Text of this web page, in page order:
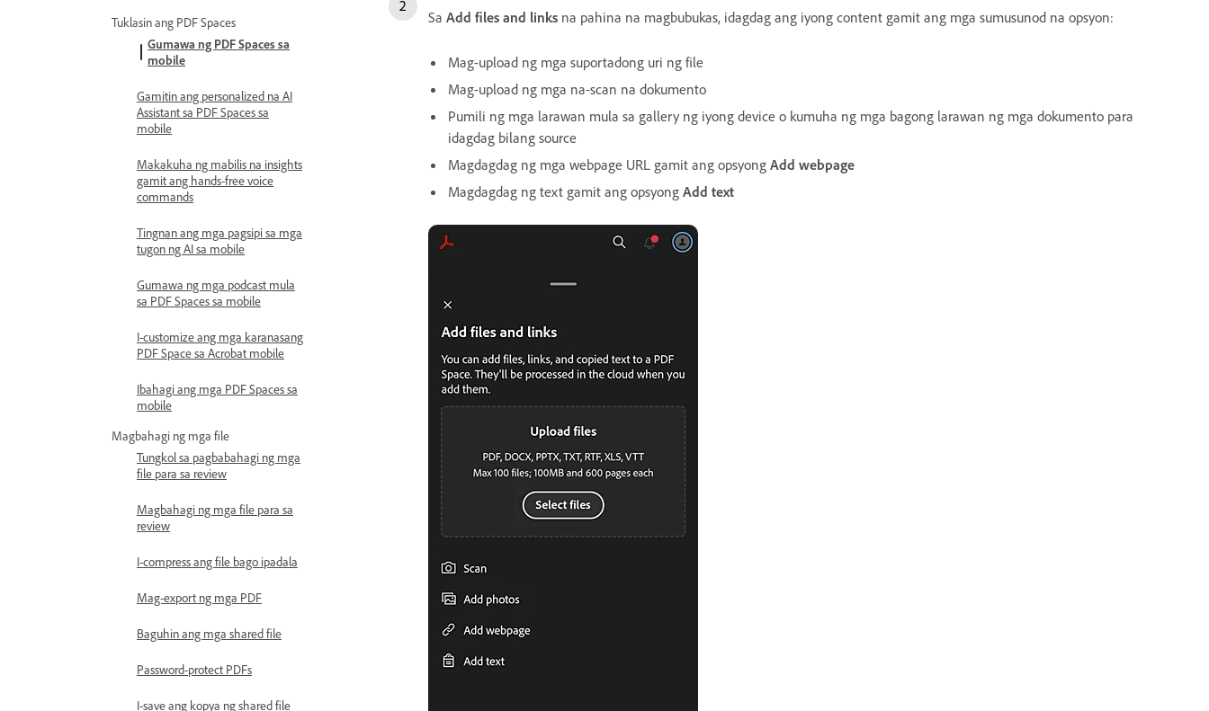
Tuklasin ang PDF Spaces
Gumawa ng PDF Spaces sa
mobile
Gamitin ang personalized na AI
Assistant sa PDF Spaces sa
mobile
Makakuha ng mabilis na insights
gamit ang hands-free voice
commands
Tingnan ang mga pagsipi sa mga
tugon ng AI sa mobile
Gumawa ng mga podcast mula
sa PDF Spaces sa mobile
I-customize ang mga karanasang
PDF Space sa Acrobat mobile
Ibahagi ang mga PDF Spaces sa
mobile
Magbahagi ng mga file
Tungkol sa pagbabahagi ng mga
file para sa review
Magbahagi ng mga file para sa
review
I-compress ang file bago ipadala
Mag-export ng mga PDF
Baguhin ang mga shared file
Password-protect PDFs
I-save ang kopya ng shared file
Sa Add files and links na pahina na magbubukas, idagdag ang iyong content gamit ang mga sumusunod na opsyon:
Mag-upload ng mga suportadong uri ng file
Mag-upload ng mga na-scan na dokumento
Pumili ng mga larawan mula sa gallery ng iyong device o kumuha ng mga bagong larawan ng mga dokumento para
idagdag bilang source
Magdagdag ng mga webpage URL gamit ang opsyong Add webpage
Magdagdag ng text gamit ang opsyong Add text